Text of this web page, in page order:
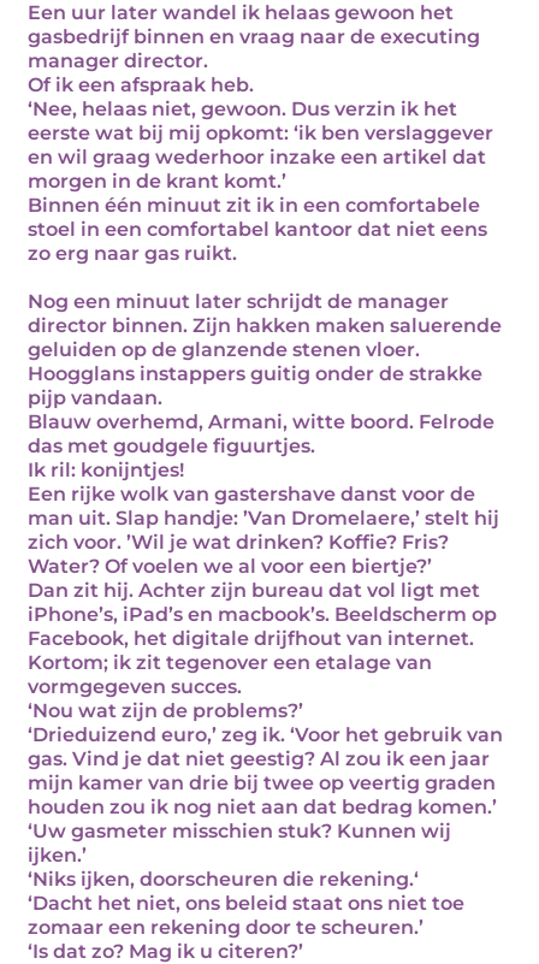
Een uur later wandel ik helaas gewoon het
gasbedrijf binnen en vraag naar de executing
manager director.
Of ik een afspraak heb.
‘Nee, helaas niet, gewoon. Dus verzin ik het
eerste wat bij mij opkomt: ‘ik ben verslaggever
en wil graag wederhoor inzake een artikel dat
morgen in de krant komt.’
Binnen één minuut zit ik in een comfortabele
stoel in een comfortabel kantoor dat niet eens
zo erg naar gas ruikt.
Nog een minuut later schrijdt de manager
director binnen. Zijn hakken maken saluerende
geluiden op de glanzende stenen vloer.
Hoogglans instappers guitig onder de strakke
pijp vandaan.
Blauw overhemd, Armani, witte boord. Felrode
das met goudgele figuurtjes.
Ik ril: konijntjes!
Een rijke wolk van gastershave danst voor de
man uit. Slap handje: ’Van Dromelaere,’ stelt hij
zich voor. ’Wil je wat drinken? Koffie? Fris?
Water? Of voelen we al voor een biertje?’
Dan zit hij. Achter zijn bureau dat vol ligt met
iPhone’s, iPad’s en macbook’s. Beeldscherm op
Facebook, het digitale drijfhout van internet.
Kortom; ik zit tegenover een etalage van
vormgegeven succes.
‘Nou wat zijn de problems?’
‘Drieduizend euro,’ zeg ik. ‘Voor het gebruik van
gas. Vind je dat niet geestig? Al zou ik een jaar
mijn kamer van drie bij twee op veertig graden
houden zou ik nog niet aan dat bedrag komen.’
‘Uw gasmeter misschien stuk? Kunnen wij
ijken.’
‘Niks ijken, doorscheuren die rekening.‘
‘Dacht het niet, ons beleid staat ons niet toe
zomaar een rekening door te scheuren.’
‘Is dat zo? Mag ik u citeren?’